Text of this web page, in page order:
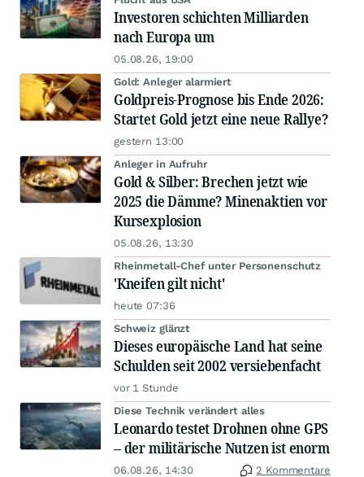
Investoren schichten Milliarden
nach Europa um
05.08.26, 19:00
Gold: Anleger alarmiert
Goldpreis-Prognose bis Ende 2026:
Startet Gold jetzt eine neue Rallye?
gestern 13:00
Anleger in Aufruhr
Gold & Silber: Brechen jetzt wie
2025 die Dämme? Minenaktien vor
Kursexplosion
05.08.26, 13:30
Rheinmetall-Chef unter Personenschutz
'Kneifen gilt nicht'
heute 07:36
Schweiz glänzt
Dieses europäische Land hat seine
Schulden seit 2002 versiebenfacht
vor 1 Stunde
Diese Technik verändert alles
Leonardo testet Drohnen ohne GPS
– der militärische Nutzen ist enorm
06.08.26, 14:30 2 Kommentare